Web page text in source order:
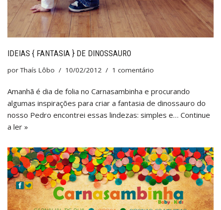
IDEIAS { FANTASIA } DE DINOSSAURO
porThaís Lôbo 10/02/2012 1 comentário
Amanhã é dia de folia no Carnasambinha e procurando
algumas inspirações para criar a fantasia de dinossauro do
nosso Pedro encontrei essas lindezas: simples e… Continue
a ler »